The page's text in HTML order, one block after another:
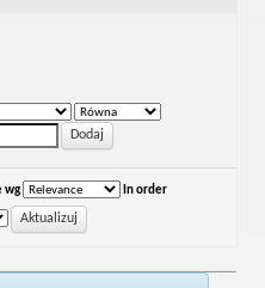
wg In order